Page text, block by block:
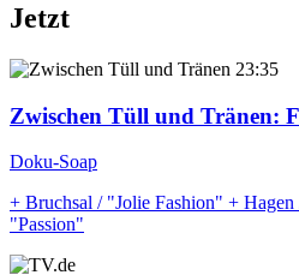
Jetzt
23:35
Zwischen Tüll und Tränen:
Doku-Soap
+ Bruchsal / "Jolie Fashion" +
"Passion"